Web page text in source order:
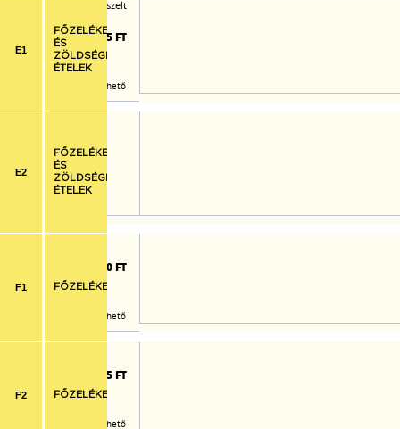
E1
FŐZELÉKEK
ÉS
ZÖLDSÉGES
ÉTELEK
sült padlizsán, reszelt
1.975 FT
Már nem rendelhető
E2
FŐZELÉKEK
ÉS
ZÖLDSÉGES
ÉTELEK
F1 FŐZELÉKEK
1.730 FT
Már nem rendelhető
F2 FŐZELÉKEK
1.725 FT
Már nem rendelhető